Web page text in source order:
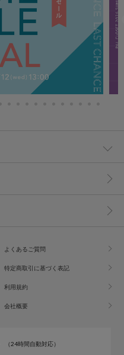
よくあるご質問
特定商取引に基づく表記
利用規約
会社概要
（24時間自動対応）